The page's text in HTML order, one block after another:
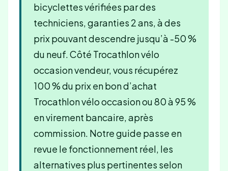
bicyclettes vérifiées par des
techniciens, garanties 2 ans, à des
prix pouvant descendre jusqu’à -50 %
du neuf. Côté Trocathlon vélo
occasion vendeur, vous récupérez
100 % du prix en bon d’achat
Trocathlon vélo occasion ou 80 à 95 %
en virement bancaire, après
commission. Notre guide passe en
revue le fonctionnement réel, les
alternatives plus pertinentes selon